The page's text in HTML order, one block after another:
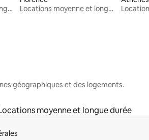
Locations moyenne et longue durée
Locations moyenne et longue durée
géographiques et des logements.
moyenne et longue durée